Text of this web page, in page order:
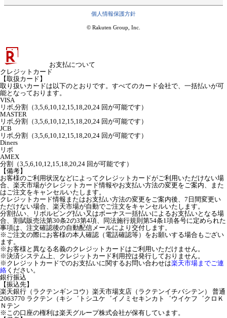
個人情報保護方針
© Rakuten Group, Inc.
お支払について
クレジットカード
【取扱カード】
取り扱いカードは以下のとおりです。すべてのカード会社で、一括払いが可
能となっております。
VISA
リボ,分割（3,5,6,10,12,15,18,20,24 回が可能です）
MASTER
リボ,分割（3,5,6,10,12,15,18,20,24 回が可能です）
JCB
リボ,分割（3,5,6,10,12,15,18,20,24 回が可能です）
Diners
リボ
AMEX
分割（3,5,6,10,12,15,18,20,24 回が可能です）
【備考】
お客様のご利用状況などによってクレジットカードがご利用いただけない場
合、楽天市場がクレジットカード情報やお支払い方法の変更をご案内、また
はご注文をキャンセルいたします。
クレジットカード情報またはお支払い方法の変更をご案内後、7日間変更い
ただけない場合、楽天市場が自動でご注文をキャンセルいたします。
分割払い、リボルビング払い又はボーナス一括払いによるお支払いとなる場
合、割賦販売法第30条2の3第4項、同法施行規則第54条1項各号に定められた
事項は、注文確認後の自動配信メールにより交付します。
※ご注文の際にお客様の本人確認（電話確認等）をお願いする場合もござい
ます。
※お客様と異なる名義のクレジットカードはご利用いただけません。
※決済システム上、クレジットカード利用控は発行しておりません。
※クレジットカードでのお支払いに関するお問い合わせは楽天市場までご連
絡 ください。
銀行振込
【振込先】
楽天銀行（ラクテンギンコウ）楽天市場支店（ラクテンイチバシテン） 普通
2063770 ラクテン（キシ゛トシユケ゛イノミセキンカト゛ウイケフ゛クロＫ
Ｎテン
※この口座の権利は楽天グループ株式会社が保有しています。